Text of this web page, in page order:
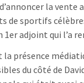
la vente
de sportifs
1er adjoint qui l’a
présence
du côté de